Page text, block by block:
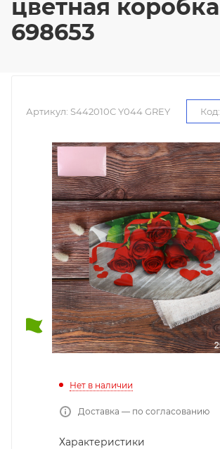
цветная коробка
698653
Артикул: S442010C Y044 GREY Код:
Нет в наличии
Доставка — по согласованию
Характеристики